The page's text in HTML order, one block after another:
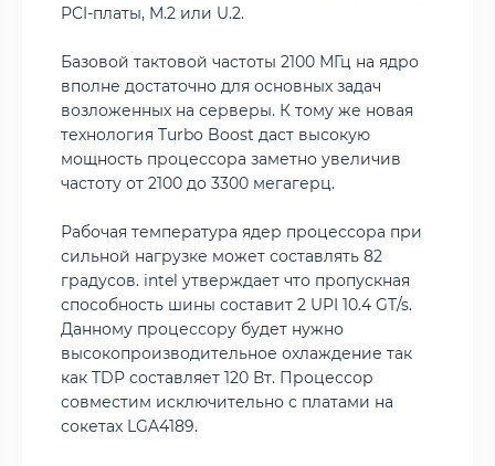
PCI-платы, M.2 или U.2.
Базовой тактовой частоты 2100 МГц на ядро
вполне достаточно для основных задач
возложенных на серверы. К тому же новая
технология Turbo Boost даст высокую
мощность процессора заметно увеличив
частоту от 2100 до 3300 мегагерц.
Рабочая температура ядер процессора при
сильной нагрузке может составлять 82
градусов. intel утверждает что пропускная
способность шины составит 2 UPI 10.4 GT/s.
Данному процессору будет нужно
высокопроизводительное охлаждение так
как TDP составляет 120 Вт. Процессор
совместим исключительно с платами на
сокетах LGA4189.